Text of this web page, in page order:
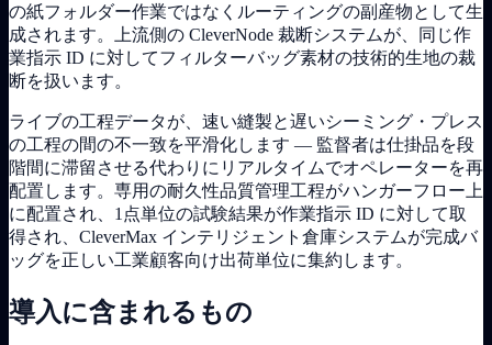
の紙フォルダー作業ではなくルーティングの副産物として生
成されます。上流側の CleverNode 裁断システムが、同じ作
業指示 ID に対してフィルターバッグ素材の技術的生地の裁
断を扱います。
ライブの工程データが、速い縫製と遅いシーミング・プレス
の工程の間の不一致を平滑化します — 監督者は仕掛品を段
階間に滞留させる代わりにリアルタイムでオペレーターを再
配置します。専用の耐久性品質管理工程がハンガーフロー上
に配置され、1点単位の試験結果が作業指示 ID に対して取
得され、CleverMax インテリジェント倉庫システムが完成バ
ッグを正しい工業顧客向け出荷単位に集約します。
導入に含まれるもの